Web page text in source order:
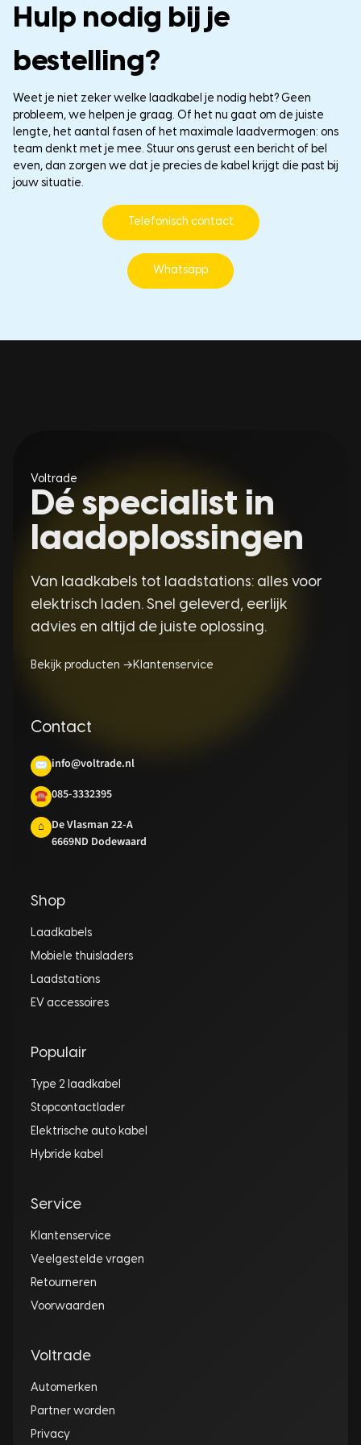
Hulp nodig bij je
bestelling?
Weet je niet zeker welke laadkabel je nodig hebt? Geen
probleem, we helpen je graag. Of het nu gaat om de juiste
lengte, het aantal fasen of het maximale laadvermogen: ons
team denkt met je mee. Stuur ons gerust een bericht of bel
even, dan zorgen we dat je precies de kabel krijgt die past bij
jouw situatie.
Telefonisch contact
Whatsapp
Voltrade
Dé specialist in
laadoplossingen
Van laadkabels tot laadstations: alles voor
elektrisch laden. Snel geleverd, eerlijk
advies en altijd de juiste oplossing.
Bekijk producten → Klantenservice
Contact
✉ info@voltrade.nl
☎ 085-3332395
⌂
De Vlasman 22-A
6669ND Dodewaard
Shop
Laadkabels
Mobiele thuisladers
Laadstations
EV accessoires
Populair
Type 2 laadkabel
Stopcontactlader
Elektrische auto kabel
Hybride kabel
Service
Klantenservice
Veelgestelde vragen
Retourneren
Voorwaarden
Voltrade
Automerken
Partner worden
Privacy